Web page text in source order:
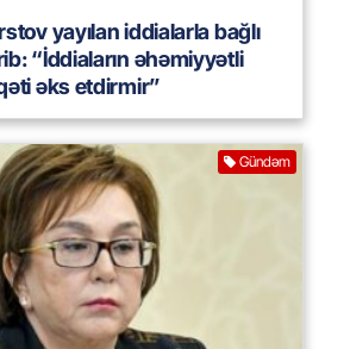
yayılan iddialarla bağlı
“İddiaların əhəmiyyətli
əks etdirmir”
Gündəm